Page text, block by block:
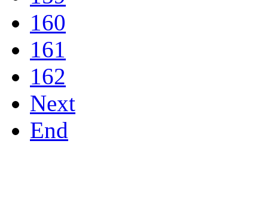
160
161
162
Next
End